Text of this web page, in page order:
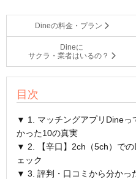
Dineの料金・プラン
Dineに
サクラ・業者はいるの？
目次
▼ 1. マッチングアプリDineっ
かった10の真実
▼ 2. 【辛口】2ch（5ch）で
ェック
▼ 3. 評判・口コミから分かっ